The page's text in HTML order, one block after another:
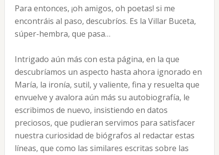
Para entonces, ¡oh amigos, oh poetas! si me
encontráis al paso, descubríos. Es la Villar Buceta,
súper-hembra, que pasa…
Intrigado aún más con esta página, en la que
descubríamos un aspecto hasta ahora ignorado en
María, la ironía, sutil, y valiente, fina y resuelta que
envuelve y avalora aún más su autobiografía, le
escribimos de nuevo, insistiendo en datos
preciosos, que pudieran servimos para satisfacer
nuestra curiosidad de biógrafos al redactar estas
líneas, que como las similares escritas sobre las